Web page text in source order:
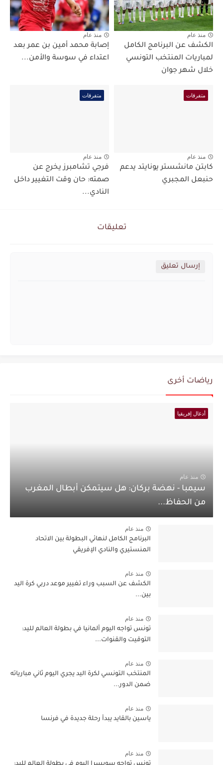
منذ عام
الكشف عن البرنامج الكامل
لمباريات المنتخب التونسي
خلال شهر جوان
منذ عام
إصابة محمد أمين بن عمر بعد
اعتداء في سوسة والأمن...
متفرقات
منذ عام
كابتن مانشستر يونايتد يدعم
حنبعل المجبري
متفرقات
منذ عام
فرجي تشامبرز يخرج عن
صمته: حان وقت التغيير داخل
النادي...
تعليقات
إرسال تعليق
رياضات أخرى
أدغال إفريقيا
منذ عام
سيمبا - نهضة بركان: هل سيتمكن أبطال المغرب
من الحفاظ...
منذ عام
البرنامج الكامل لنهائي البطولة بين الاتحاد
المنستيري والنادي الإفريقي
منذ عام
الكشف عن السبب وراء تغيير موعد دربي كرة اليد
بين...
منذ عام
تونس تواجه اليوم ألمانيا في بطولة العالم لليد:
التوقيت والقنوات...
منذ عام
المنتخب التونسي لكرة اليد يجري اليوم ثاني مبارياته
ضمن الدور...
منذ عام
ياسين بالقايد يبدأ رحلة جديدة في فرنسا
منذ عام